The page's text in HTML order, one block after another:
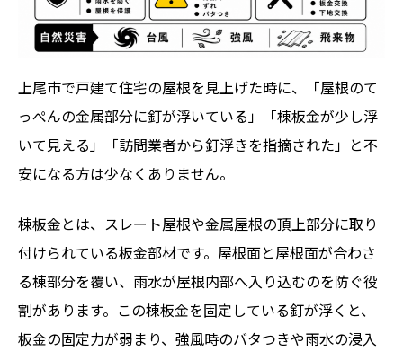
棟板金の釘浮き被害は火災保険が使える可能性が
あります
火災保険申請サポートで確認できること
上尾市で棟板金修理を依頼する業者選び
釘浮きの原因を写真付きで説明してくれるか
上尾市で棟板金の釘浮きが気になる時は早めに判
断しましょう
関連記事
ランキング
ハッシュタグ
上尾市で戸建て住宅の屋根を見上げた時に、「屋根のて
っぺんの金属部分に釘が浮いている」「棟板金が少し浮
いて見える」「訪問業者から釘浮きを指摘された」と不
安になる方は少なくありません。
棟板金とは、スレート屋根や金属屋根の頂上部分に取り
付けられている板金部材です。屋根面と屋根面が合わさ
る棟部分を覆い、雨水が屋根内部へ入り込むのを防ぐ役
割があります。この棟板金を固定している釘が浮くと、
板金の固定力が弱まり、強風時のバタつきや雨水の浸入